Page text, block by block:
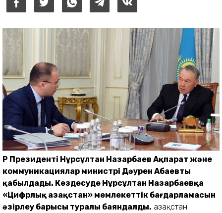
ҚР Президенті Нұрсұлтан Назарбаев Ақпарат және
коммуникациялар министрі Дәурен Абаевты
қабылдады. Кездесуде Нұрсұлтан Назарбаевқа
«Цифрлық Қазақстан» мемлекеттік бағдарламасын
әзірлеу барысы туралы баяндалды. Қазақстан